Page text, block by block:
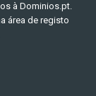
à Dominios.pt.
área de registo